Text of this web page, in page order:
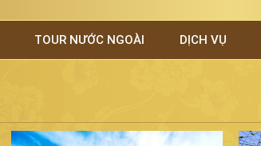
TOUR NƯỚC NGOÀI DỊCH VỤ